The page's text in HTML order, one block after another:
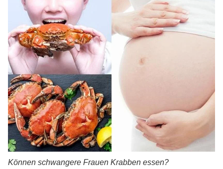
Können schwangere Frauen Krabben essen?